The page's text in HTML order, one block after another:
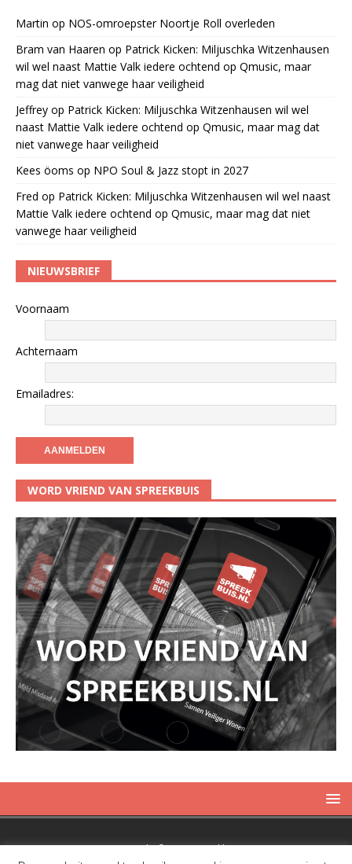
Martin op NOS-omroepster Noortje Roll overleden
Bram van Haaren op Patrick Kicken: Miljuschka Witzenhausen
wil wel naast Mattie Valk iedere ochtend op Qmusic, maar
mag dat niet vanwege haar veiligheid
Jeffrey op Patrick Kicken: Miljuschka Witzenhausen wil wel
naast Mattie Valk iedere ochtend op Qmusic, maar mag dat
niet vanwege haar veiligheid
Kees öoms op NPO Soul & Jazz stopt in 2027
Fred op Patrick Kicken: Miljuschka Witzenhausen wil wel naast
Mattie Valk iedere ochtend op Qmusic, maar mag dat niet
vanwege haar veiligheid
NIEUWSBRIEF
Voornaam
Achternaam
Emailadres:
WORD VRIEND VAN SPREEKBUIS
Copyright © 2019 Spreekbuis